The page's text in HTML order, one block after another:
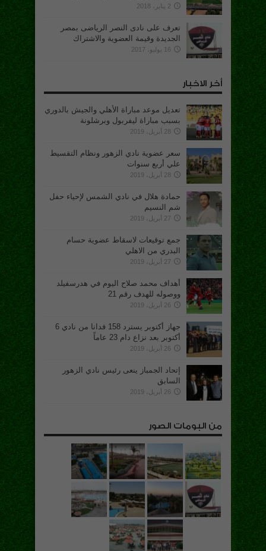
2 يناير، 2018
تعرف على نادى النصر الرياضى بمصر
الجديدة وقيمة العضوية والاشتراك
16 يوليو، 2017
أخر الاخبار
تعديل موعد مباراة الأهلي والجيش بالدوري
بسبب مباراة ليفربول وبرشلونة
28 أبريل، 2019
سعر عضوية نادي الزهور ونظام التقسيط
علي أربع سنوات
28 أبريل، 2019
حمادة هلال في نادي الشمس لإحياء حفل
شم النسيم
27 أبريل، 2019
جمع توقيعات لاسقاط عضوية حسام
البدري من الاهلي
27 أبريل، 2019
أهداف محمد صلاح اليوم في هدرسفيلد
ووصوله للهدف رقم 21
26 أبريل، 2019
جهاز أكتوبر يسترد 158 فدانا من نادي 6
أكتوبر بعد نزاع دام 23 عاماً
26 أبريل، 2019
إتحاد الجمباز ينعى رئيس نادي الزهور
السابق
26 أبريل، 2019
من البومات الصور